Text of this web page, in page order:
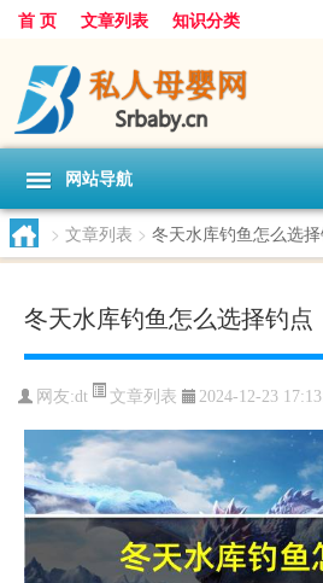
首 页 文章列表 知识分类
网站导航
> 文章列表 > 冬天水库钓鱼怎么选
冬天水库钓鱼怎么选择钓点
网友:dt 文章列表 2024-12-23